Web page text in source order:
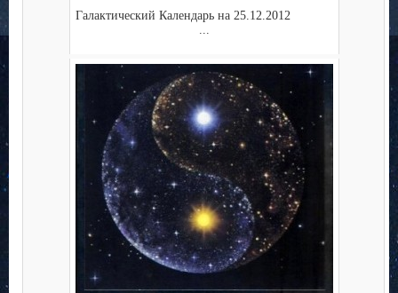
Галактический Календарь на 25.12.2012